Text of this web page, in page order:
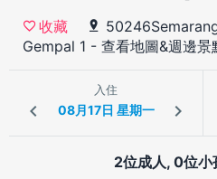
收藏
Gempal 1 - 查看地圖&週邊景
入住
2位成人, 0位小